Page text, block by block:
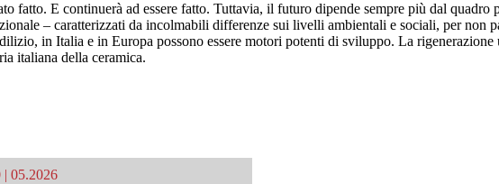
fatto. E continuerà ad essere fatto. Tuttavia, il futuro dipende sempre più dal
– caratterizzati da incolmabili differenze sui livelli ambientali e sociali, per non
in Italia e in Europa possono essere motori potenti di sviluppo. La rigenerazione
italiana della ceramica.
| 05.2026